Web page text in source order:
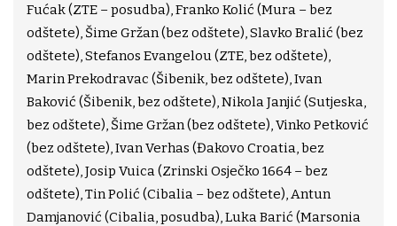
Fućak (ZTE – posudba), Franko Kolić (Mura – bez
odštete), Šime Gržan (bez odštete), Slavko Bralić (bez
odštete), Stefanos Evangelou (ZTE, bez odštete),
Marin Prekodravac (Šibenik, bez odštete), Ivan
Baković (Šibenik, bez odštete), Nikola Janjić (Sutjeska,
bez odštete), Šime Gržan (bez odštete), Vinko Petković
(bez odštete), Ivan Verhas (Đakovo Croatia, bez
odštete), Josip Vuica (Zrinski Osječko 1664 – bez
odštete), Tin Polić (Cibalia – bez odštete), Antun
Damjanović (Cibalia, posudba), Luka Barić (Marsonia